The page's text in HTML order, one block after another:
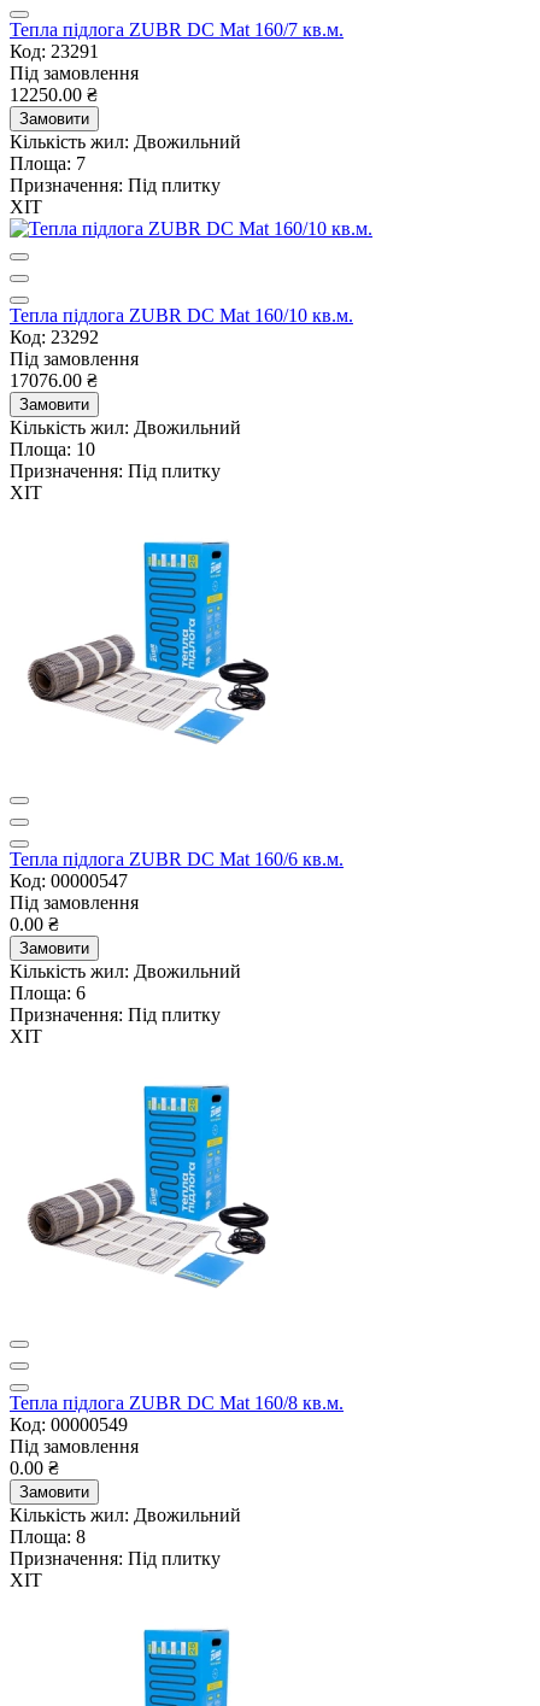
Тепла підлога ZUBR DC Mat 160/7 кв.м.
Код: 23291
Під замовлення
12250.00 ₴
Замовити
Кількість жил: Двожильний
Площа: 7
Призначення: Під плитку
ХІТ
Тепла підлога ZUBR DC Mat 160/10 кв.м.
Код: 23292
Під замовлення
17076.00 ₴
Замовити
Кількість жил: Двожильний
Площа: 10
Призначення: Під плитку
ХІТ
Тепла підлога ZUBR DC Mat 160/6 кв.м.
Код: 00000547
Під замовлення
0.00 ₴
Замовити
Кількість жил: Двожильний
Площа: 6
Призначення: Під плитку
ХІТ
Тепла підлога ZUBR DC Mat 160/8 кв.м.
Код: 00000549
Під замовлення
0.00 ₴
Замовити
Кількість жил: Двожильний
Площа: 8
Призначення: Під плитку
ХІТ